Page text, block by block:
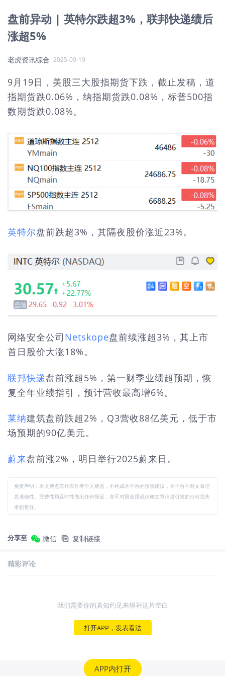
盘前异动 | 英特尔跌超3%，联邦快递绩后
涨超5%
老虎资讯综合 2025-09-19
9月19日，美股三大股指期货下跌，截止发稿，道
指期货跌0.06%，纳指期货跌0.08%，标普500指
数期货跌0.08%。
英特尔盘前跌超3%，其隔夜股价涨近23%。
网络安全公司 Netskope盘前续涨超3%，其上市
首日股价大涨18%。
联邦快递盘前涨超5%，第一财季业绩超预期，恢
复全年业绩指引，预计营收最高增6%。
莱纳建筑盘前跌超2%，Q3营收88亿美元，低于市
场预期的90亿美元。
蔚来盘前涨2%，明日举行2025蔚来日。
免责声明：本文观点仅代表作者个人观点，不构成本平台的投资建议，本平台不对文章信
息准确性、完整性和及时性做出任何保证，亦不对因使用或信赖文章信息引发的任何损失
承担责任。
分享至 微信 复制链接
精彩评论
我们需要你的真知灼见来填补这片空白
打开APP，发表看法
APP内打开